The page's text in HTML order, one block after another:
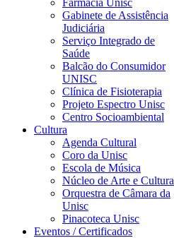
Farmácia Unisc
Gabinete de Assistência
Judiciária
Serviço Integrado de
Saúde
Balcão do Consumidor
UNISC
Clínica de Fisioterapia
Projeto Espectro Unisc
Centro Socioambiental
Cultura
Agenda Cultural
Coro da Unisc
Escola de Música
Núcleo de Arte e Cultura
Orquestra de Câmara da
Unisc
Pinacoteca Unisc
Eventos / Certificados